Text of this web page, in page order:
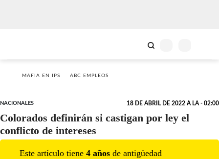
MAFIA EN IPS ABC EMPLEOS
NACIONALES 18 DE ABRIL DE 2022 A LA - 02:00
Colorados definirán si castigan por ley el
conflicto de intereses
Este artículo tiene 4 años de antigüedad